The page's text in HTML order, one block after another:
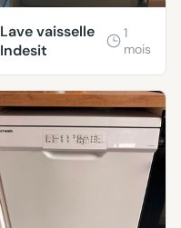
Lave vaisselle
Indesit
1
mois